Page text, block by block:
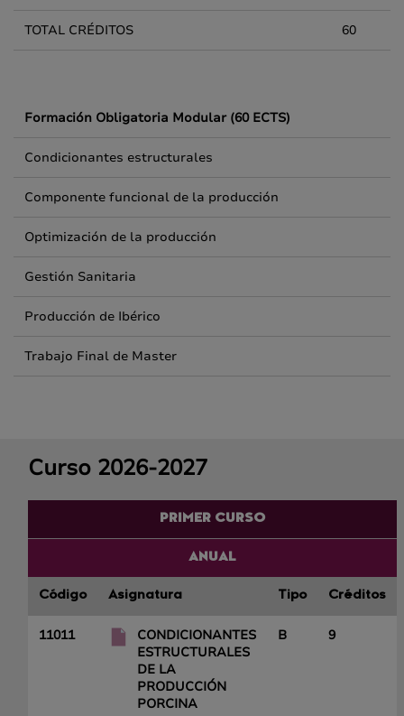
TOTAL CRÉDITOS 60
Formación Obligatoria Modular (60 ECTS)
Condicionantes estructurales
Componente funcional de la producción
Optimización de la producción
Gestión Sanitaria
Producción de Ibérico
Trabajo Final de Master
Curso 2026-2027
PRIMER CURSO
ANUAL
Código Asignatura Tipo Créditos
11011
CONDICIONANTES
ESTRUCTURALES
DE LA
PRODUCCIÓN
PORCINA
B 9